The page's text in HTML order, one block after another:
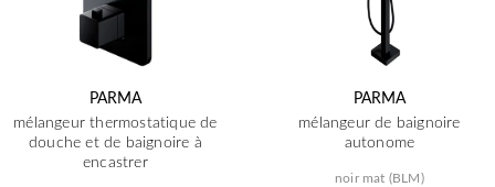
PARMA
mélangeur thermostatique de
douche et de baignoire à
encastrer
PARMA
mélangeur de baignoire
autonome
noir mat (BLM)